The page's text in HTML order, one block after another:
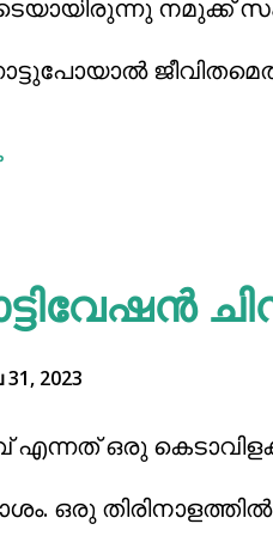
നമുക്ക്
മനസ്സിൽ
പഠിക്കാൻ
മുന്നോട്ട്
2023
എന്നത് ഒരു
ഒരു തിരിനാളത്തിൽ